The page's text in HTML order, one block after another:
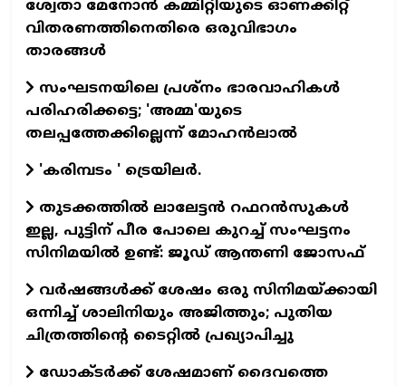
ശ്വേതാ മേനോന്‍ കമ്മിറ്റിയുടെ ഓണക്കിറ്റ്
വിതരണത്തിനെതിരെ ഒരുവിഭാഗം
താരങ്ങള്‍
സംഘടനയിലെ പ്രശ്നം ഭാരവാഹികൾ
പരിഹരിക്കട്ടെ; 'അമ്മ'യുടെ
തലപ്പത്തേക്കില്ലെന്ന് മോഹൻലാൽ
'കരിമ്പടം ' ട്രെയിലര്‍.
തുടക്കത്തില്‍ ലാലേട്ടന്‍ റഫറന്‍സുകള്‍
ഇല്ല, പുട്ടിന് പീര പോലെ കുറച്ച് സംഘട്ടനം
സിനിമയില്‍ ഉണ്ട്: ജൂഡ് ആന്തണി ജോസഫ്
വര്‍ഷങ്ങള്‍ക്ക് ശേഷം ഒരു സിനിമയ്ക്കായി
ഒന്നിച്ച് ശാലിനിയും അജിത്തും; പുതിയ
ചിത്രത്തിന്റെ ടൈറ്റില്‍ പ്രഖ്യാപിച്ചു
ഡോക്ടര്‍ക്ക് ശേഷമാണ് ദൈവത്തെ